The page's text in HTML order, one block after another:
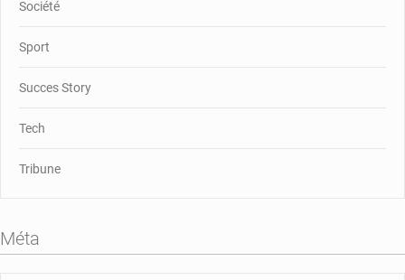
Société
Sport
Succes Story
Tech
Tribune
Méta